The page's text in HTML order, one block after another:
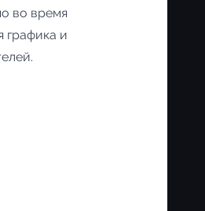
во время
графика и